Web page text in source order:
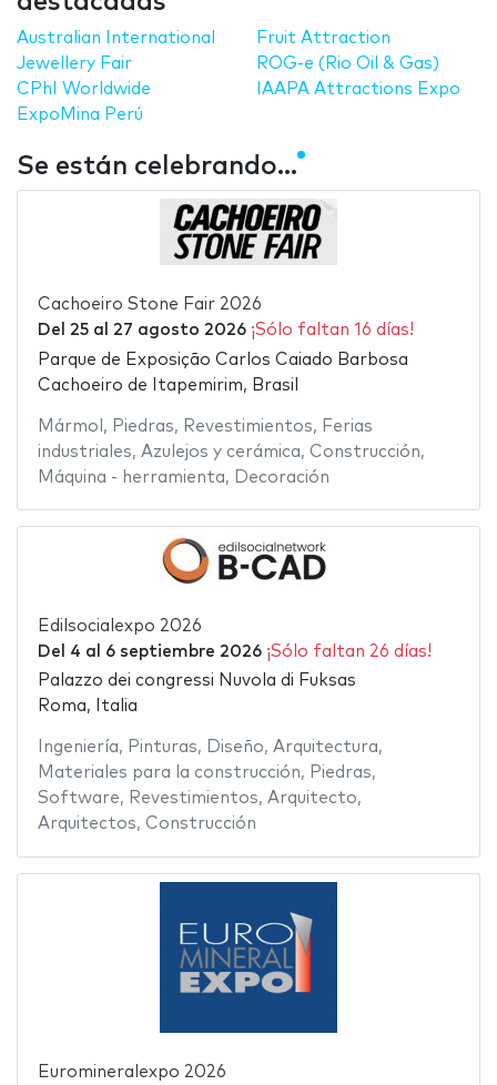
Australian International
Jewellery Fair
CPhI Worldwide
ExpoMina Perú
Fruit Attraction
ROG-e (Rio Oil & Gas)
IAAPA Attractions Expo
Se están celebrando...
Cachoeiro Stone Fair 2026
Del 25al 27 agosto 2026 ¡Sólo faltan 16 días!
Parque de Exposição Carlos Caiado Barbosa
Cachoeiro de Itapemirim, Brasil
Mármol , Piedras, Revestimientos, Ferias
industriales, Azulejos y cerámica, Construcción,
Máquina - herramienta, Decoración
Edilsocialexpo 2026
Del 4 al 6 septiembre 2026 ¡Sólo faltan 26 días!
Palazzo dei congressi Nuvola di Fuksas
Roma, Italia
Ingeniería, Pinturas, Diseño, Arquitectura,
Materiales para la construcción, Piedras,
Software, Revestimientos, Arquitecto,
Arquitectos, Construcción
Euromineralexpo 2026